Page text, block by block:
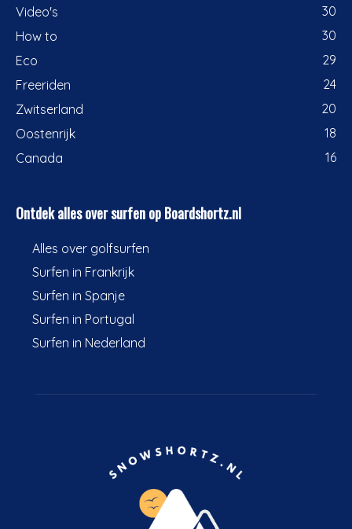
Video's
30
How to
30
Eco
29
Freeriden
24
Zwitserland
20
Oostenrijk
18
Canada
16
Ontdek alles over surfen op Boardshortz.nl
Alles over golfsurfen
Surfen in Frankrijk
Surfen in Spanje
Surfen in Portugal
Surfen in Nederland